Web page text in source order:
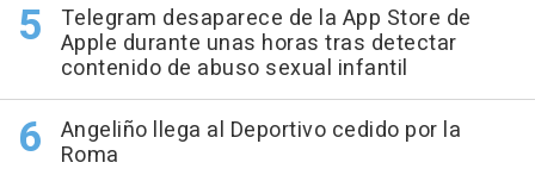
Telegram desaparece de la App Store de
Apple durante unas horas tras detectar
contenido de abuso sexual infantil
Angeliño llega al Deportivo cedido por la
Roma